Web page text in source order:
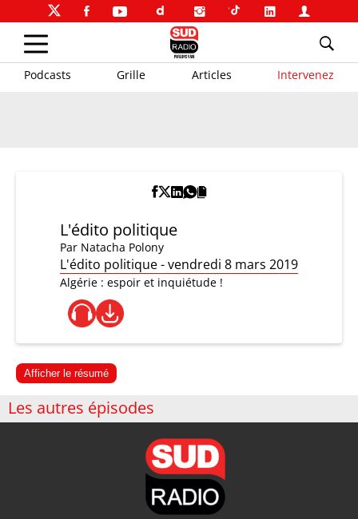
Podcasts Grille Articles Intervenez
L'édito politique
Par Natacha Polony
L'édito politique - vendredi 8 mars 2019
Algérie : espoir et inquiétude !
Afficher le résumé
Les autres épisodes